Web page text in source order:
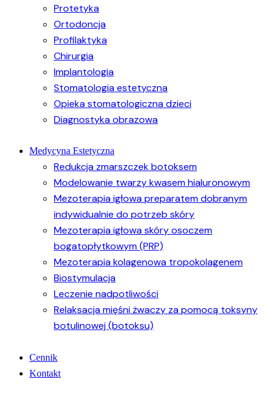
Protetyka
Ortodoncja
Profilaktyka
Chirurgia
Implantologia
Stomatologia estetyczna
Opieka stomatologiczna dzieci
Diagnostyka obrazowa
Medycyna Estetyczna
Redukcja zmarszczek botoksem
Modelowanie twarzy kwasem hialuronowym
Mezoterapia igłowa preparatem dobranym
indywidualnie do potrzeb skóry
Mezoterapia igłowa skóry osoczem
bogatopłytkowym (PRP)
Mezoterapia kolagenowa tropokolagenem
Biostymulacja
Leczenie nadpotliwości
Relaksacja mięśni żwaczy za pomocą toksyny
botulinowej (botoksu)
Cennik
Kontakt